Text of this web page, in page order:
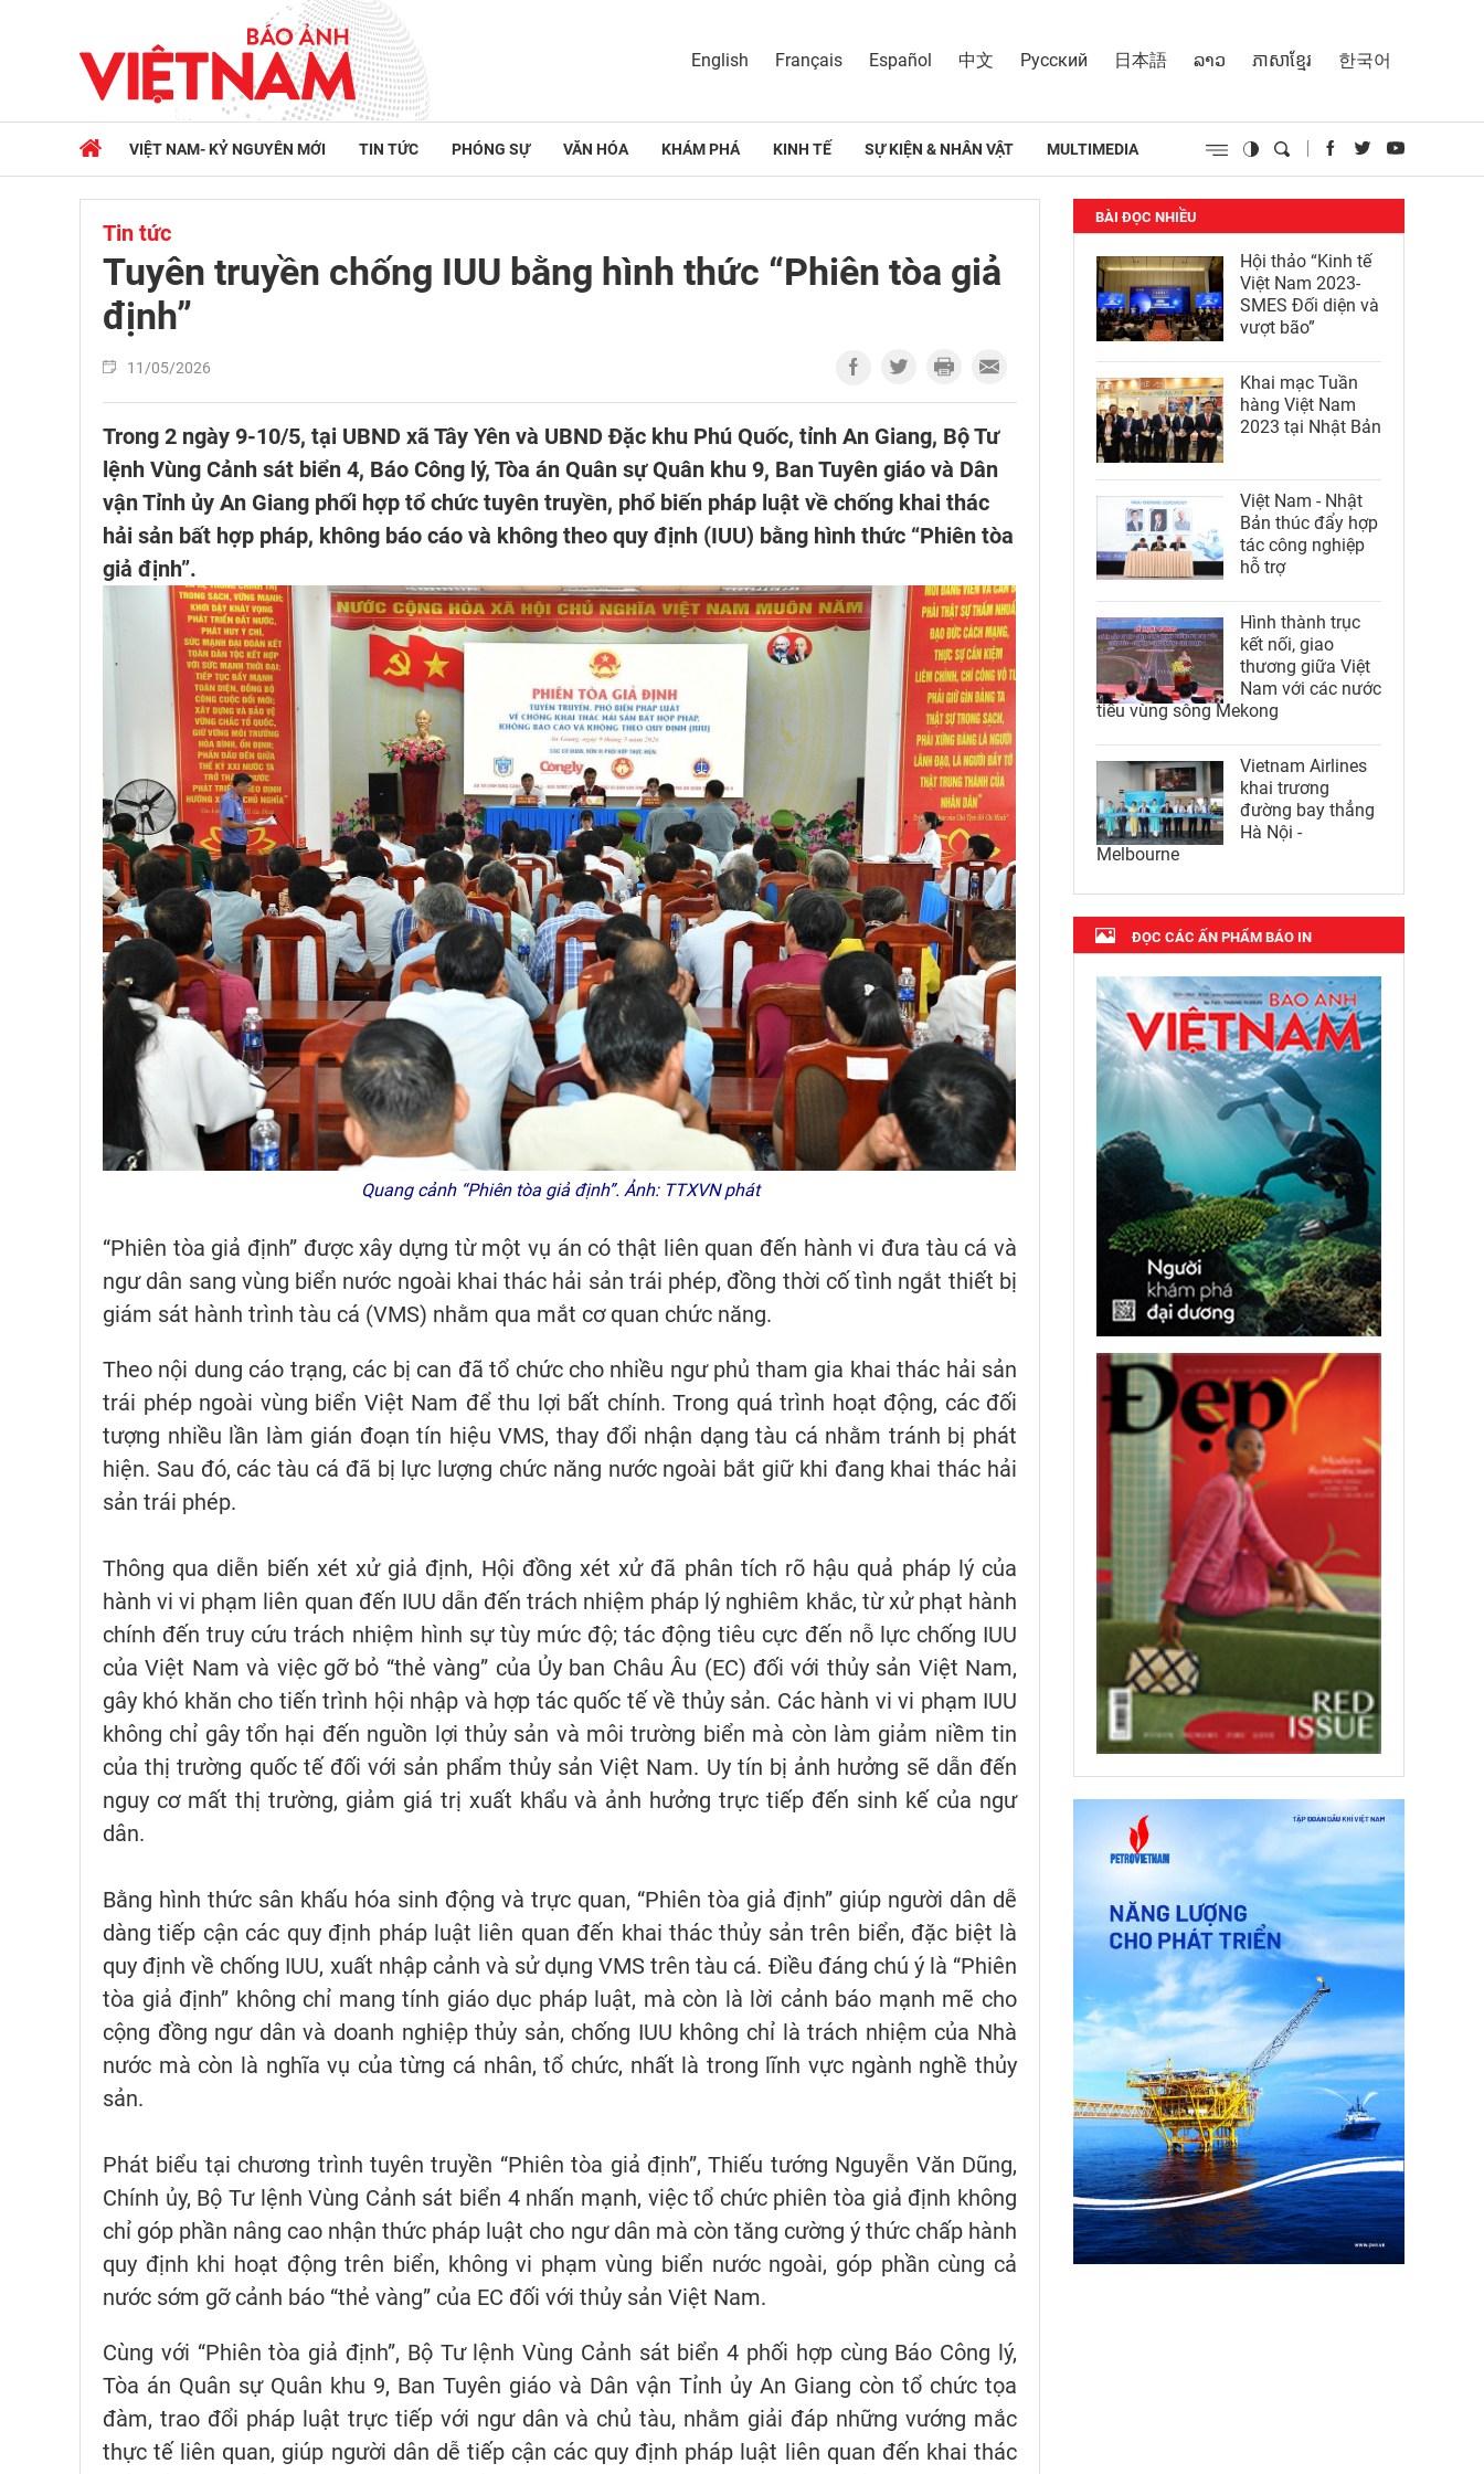
English Français Español 中文 Русский 日本語 ລາວ ភាសាខ្មែរ 한국어
VIỆT NAM- KỶ NGUYÊN MỚI TIN TỨC PHÓNG SỰ VĂN HÓA KHÁM PHÁ KINH TẾ SỰ KIỆN & NHÂN VẬT MULTIMEDIA
Tin tức
Tuyên truyền chống IUU bằng hình thức “Phiên tòa giả
định”
11/05/2026
Trong 2 ngày 9-10/5, tại UBND xã Tây Yên và UBND Đặc khu Phú Quốc, tỉnh An Giang, Bộ Tư
lệnh Vùng Cảnh sát biển 4, Báo Công lý, Tòa án Quân sự Quân khu 9, Ban Tuyên giáo và Dân
vận Tỉnh ủy An Giang phối hợp tổ chức tuyên truyền, phổ biến pháp luật về chống khai thác
hải sản bất hợp pháp, không báo cáo và không theo quy định (IUU) bằng hình thức “Phiên tòa
giả định”.
Quang cảnh “Phiên tòa giả định”. Ảnh: TTXVN phát
“Phiên tòa giả định” được xây dựng từ một vụ án có thật liên quan đến hành vi đưa tàu cá và
ngư dân sang vùng biển nước ngoài khai thác hải sản trái phép, đồng thời cố tình ngắt thiết bị
giám sát hành trình tàu cá (VMS) nhằm qua mắt cơ quan chức năng.
Theo nội dung cáo trạng, các bị can đã tổ chức cho nhiều ngư phủ tham gia khai thác hải sản
trái phép ngoài vùng biển Việt Nam để thu lợi bất chính. Trong quá trình hoạt động, các đối
tượng nhiều lần làm gián đoạn tín hiệu VMS, thay đổi nhận dạng tàu cá nhằm tránh bị phát
hiện. Sau đó, các tàu cá đã bị lực lượng chức năng nước ngoài bắt giữ khi đang khai thác hải
sản trái phép.
Thông qua diễn biến xét xử giả định, Hội đồng xét xử đã phân tích rõ hậu quả pháp lý của
hành vi vi phạm liên quan đến IUU dẫn đến trách nhiệm pháp lý nghiêm khắc, từ xử phạt hành
chính đến truy cứu trách nhiệm hình sự tùy mức độ; tác động tiêu cực đến nỗ lực chống IUU
của Việt Nam và việc gỡ bỏ “thẻ vàng” của Ủy ban Châu Âu (EC) đối với thủy sản Việt Nam,
gây khó khăn cho tiến trình hội nhập và hợp tác quốc tế về thủy sản. Các hành vi vi phạm IUU
không chỉ gây tổn hại đến nguồn lợi thủy sản và môi trường biển mà còn làm giảm niềm tin
của thị trường quốc tế đối với sản phẩm thủy sản Việt Nam. Uy tín bị ảnh hưởng sẽ dẫn đến
nguy cơ mất thị trường, giảm giá trị xuất khẩu và ảnh hưởng trực tiếp đến sinh kế của ngư
dân.
Bằng hình thức sân khấu hóa sinh động và trực quan, “Phiên tòa giả định” giúp người dân dễ
dàng tiếp cận các quy định pháp luật liên quan đến khai thác thủy sản trên biển, đặc biệt là
quy định về chống IUU, xuất nhập cảnh và sử dụng VMS trên tàu cá. Điều đáng chú ý là “Phiên
tòa giả định” không chỉ mang tính giáo dục pháp luật, mà còn là lời cảnh báo mạnh mẽ cho
cộng đồng ngư dân và doanh nghiệp thủy sản, chống IUU không chỉ là trách nhiệm của Nhà
nước mà còn là nghĩa vụ của từng cá nhân, tổ chức, nhất là trong lĩnh vực ngành nghề thủy
sản.
Phát biểu tại chương trình tuyên truyền “Phiên tòa giả định”, Thiếu tướng Nguyễn Văn Dũng,
Chính ủy, Bộ Tư lệnh Vùng Cảnh sát biển 4 nhấn mạnh, việc tổ chức phiên tòa giả định không
chỉ góp phần nâng cao nhận thức pháp luật cho ngư dân mà còn tăng cường ý thức chấp hành
quy định khi hoạt động trên biển, không vi phạm vùng biển nước ngoài, góp phần cùng cả
nước sớm gỡ cảnh báo “thẻ vàng” của EC đối với thủy sản Việt Nam.
Cùng với “Phiên tòa giả định”, Bộ Tư lệnh Vùng Cảnh sát biển 4 phối hợp cùng Báo Công lý,
Tòa án Quân sự Quân khu 9, Ban Tuyên giáo và Dân vận Tỉnh ủy An Giang còn tổ chức tọa
đàm, trao đổi pháp luật trực tiếp với ngư dân và chủ tàu, nhằm giải đáp những vướng mắc
thực tế liên quan, giúp người dân dễ tiếp cận các quy định pháp luật liên quan đến khai thác
BÀI ĐỌC NHIỀU
Hội thảo “Kinh tế
Việt Nam 2023-
SMES Đối diện và
vượt bão”
Khai mạc Tuần
hàng Việt Nam
2023 tại Nhật Bản
Việt Nam - Nhật
Bản thúc đẩy hợp
tác công nghiệp
hỗ trợ
Hình thành trục
kết nối, giao
thương giữa Việt
Nam với các nước
tiểu vùng sông Mekong
Vietnam Airlines
khai trương
đường bay thẳng
Hà Nội -
Melbourne
ĐỌC CÁC ẤN PHẨM BÁO IN